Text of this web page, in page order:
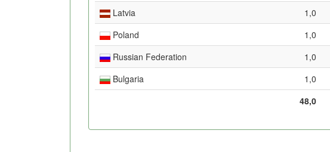
Latvia
1,0
Poland
1,0
Russian Federation
1,0
Bulgaria
1,0
48,0